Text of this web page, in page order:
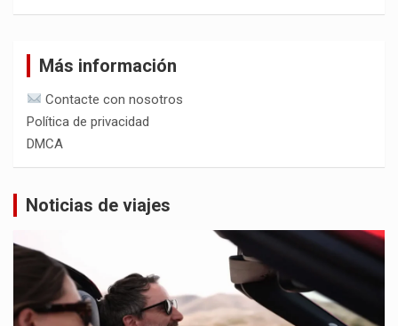
Más información
Contacte con nosotros
Política de privacidad
DMCA
Noticias de viajes